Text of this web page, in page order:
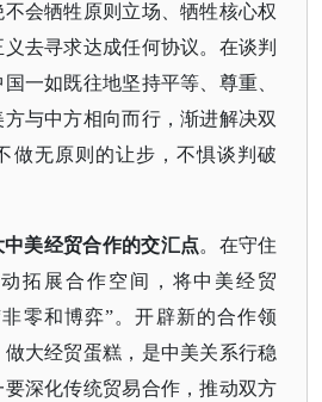
会牺牲原则立场、牺牲核心权
去寻求达成任何协议。在谈判
一如既往地坚持平等、尊重、
与中方相向而行，渐进解决双
做无原则的让步，不惧谈判破
美经贸合作的交汇点。在守住
拓展合作空间，将中美经贸
零和博弈”。开辟新的合作领
大经贸蛋糕，是中美关系行稳
深化传统贸易合作，推动双方